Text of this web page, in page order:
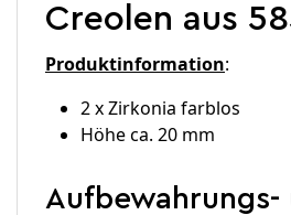
Creolen aus
Produktinformation:
2 x Zirkonia farblos
Höhe ca. 20 mm